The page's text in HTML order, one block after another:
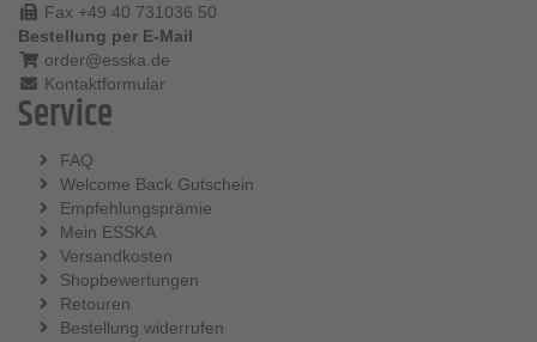
Fax +49 40 731036 50
Bestellung per E-Mail
order@esska.de
Kontaktformular
Service
FAQ
Welcome Back Gutschein
Empfehlungsprämie
Mein ESSKA
Versandkosten
Shopbewertungen
Retouren
Bestellung widerrufen